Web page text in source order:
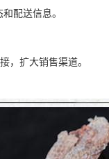
配送信息。
，扩大销售渠道。